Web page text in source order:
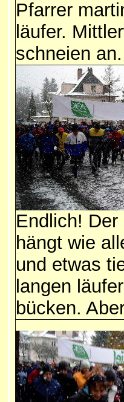
Pfarrer
läufer.
schneien an.
Endlich!
hängt wie
und etwas
langen
bücken.